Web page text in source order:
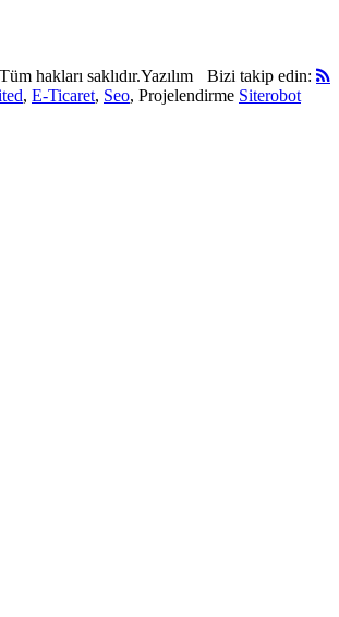
hakları saklıdır.
Bizi takip edin:
Yazılım
, E-Ticaret, Seo, Projelendirme Siterobot